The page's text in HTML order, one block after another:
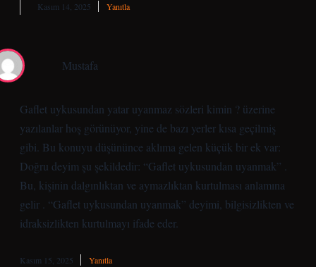
Kasım 14, 2025 Yanıtla
Mustafa
Gaflet uykusundan yatar uyanmaz sözleri kimin ? üzerine
yazılanlar hoş görünüyor, yine de bazı yerler kısa geçilmiş
gibi. Bu konuyu düşününce aklıma gelen küçük bir ek var:
Doğru deyim şu şekildedir: “Gaflet uykusundan uyanmak” .
Bu, kişinin dalgınlıktan ve aymazlıktan kurtulması anlamına
gelir . “Gaflet uykusundan uyanmak” deyimi, bilgisizlikten ve
idraksizlikten kurtulmayı ifade eder.
Kasım 15, 2025 Yanıtla